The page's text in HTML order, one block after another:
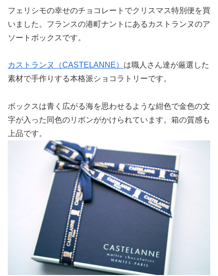
フェリシモの幸せのチョコレートでクリスマス特別便を買
いました。フランスの港町ナントにあるカストランヌのア
ソートボックスです。
カストランヌ（CASTELANNE） は職人さん達が厳選した
素材で手作りする本格派ショコラトリーです。
ボックスは青く広がる海を思わせるような紺色で金色の文
字が入った同色のリボンがかけられています。箱の質感も
上品です。